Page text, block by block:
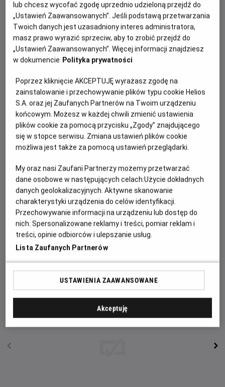
PREMIERA
1 września 2023
WIĘCEJ SZCZEGÓŁÓW
OPIS FILMU
Dwukrotny zdobywca Oscara® Denzel Washington ("Dzień
próby", "Chwała") po raz kolejny wcieli się w postać
Roberta McCalla - byłego żołnierza sił specjalnych, który
pomimo, że chciał wieść spokojne życie nie potrafi innym
odmówić pomocy.
Od czasu porzucenia życia jako płatny zabójca pracujący
na zlecenie rządu, McCall (Denzel Washington) próbuje
pogodzić się z przerażającymi rzeczami, które robił w
przeszłości. Ukojenie znajduje w wymierzaniu
sprawiedliwości w imieniu potrzebujących.
Znajdując się w południowych Włoszech odkrywa, że jego
nowi przyjaciele są pod kontrolą lokalnych bossów
mafijnych. Gdy wydarzenia przybierają zły obrót, McCall
lub chcesz wycofać zgodę uprzednio udzieloną przejdź do
„Ustawień Zaawansowanych”. Jeśli podstawą przetwarzania
Twoich danych jest uzasadniony interes administratora,
masz prawo wyrazić sprzeciw, aby to zrobić przejdź do
„Ustawień Zaawansowanych”. Więcej informacji znajdziesz
w dokumencie Polityka prywatności
Poprzez kliknięcie AKCEPTUJĘ wyrażasz zgodę na
zainstalowanie i przechowywanie plików typu cookie Helios
S.A. oraz jej Zaufanych Partnerów na Twoim urządzeniu
końcowym. Możesz w każdej chwili zmienić ustawienia
plików cookie za pomocą przycisku „Zgody” znajdującego
się w stopce serwisu. Zmiana ustawień plików cookie
możliwa jest także za pomocą ustawień przeglądarki.
My oraz nasi Zaufani Partnerzy możemy przetwarzać
dane osobowe w następujących celach:Użycie dokładnych
danych geolokalizacyjnych. Aktywne skanowanie
charakterystyki urządzenia do celów identyfikacji.
Przechowywanie informacji na urządzeniu lub dostęp do
nich. Spersonalizowane reklamy i treści, pomiar reklam i
treści, opinie odbiorców i ulepszanie usług.
Lista Zaufanych Partnerów
USTAWIENIA ZAAWANSOWANE
Akceptuję